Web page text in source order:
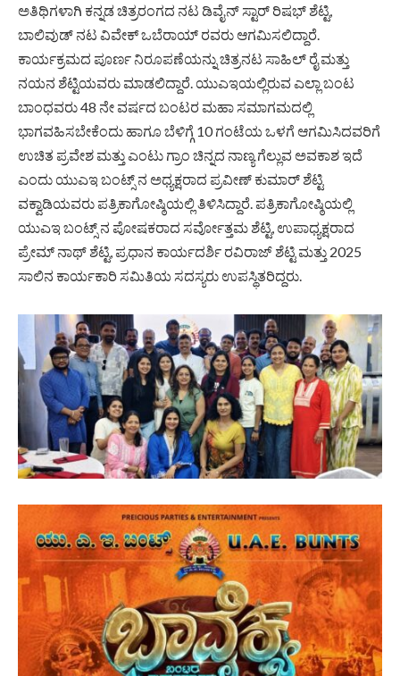
ಅತಿಥಿಗಳಾಗಿ ಕನ್ನಡ ಚಿತ್ರರಂಗದ ನಟ ಡಿವೈನ್ ಸ್ಟಾರ್ ರಿಷಭ್ ಶೆಟ್ಟಿ,
ಬಾಲಿವುಡ್ ನಟ ವಿವೇಕ್ ಒಬೆರಾಯ್ ರವರು ಆಗಮಿಸಲಿದ್ದಾರೆ.
ಕಾರ್ಯಕ್ರಮದ ಪೂರ್ಣ ನಿರೂಪಣೆಯನ್ನು ಚಿತ್ರನಟ ಸಾಹಿಲ್ ರೈ ಮತ್ತು
ನಯನ ಶೆಟ್ಟಿಯವರು ಮಾಡಲಿದ್ದಾರೆ. ಯುಎಇಯಲ್ಲಿರುವ ಎಲ್ಲಾ ಬಂಟ
ಬಾಂಧವರು 48 ನೇ ವರ್ಷದ ಬಂಟರ ಮಹಾ ಸಮಾಗಮದಲ್ಲಿ
ಭಾಗವಹಿಸಬೇಕೆಂದು ಹಾಗೂ ಬೆಳಿಗ್ಗೆ 10 ಗಂಟೆಯ ಒಳಗೆ ಆಗಮಿಸಿದವರಿಗೆ
ಉಚಿತ ಪ್ರವೇಶ ಮತ್ತು ಎಂಟು ಗ್ರಾಂ ಚಿನ್ನದ ನಾಣ್ಯ ಗೆಲ್ಲುವ ಅವಕಾಶ ಇದೆ
ಎಂದು ಯುಎಇ ಬಂಟ್ಸ್ ನ ಅಧ್ಯಕ್ಷರಾದ ಪ್ರವೀಣ್ ಕುಮಾರ್ ಶೆಟ್ಟಿ
ವಕ್ವಾಡಿಯವರು ಪತ್ರಿಕಾಗೋಷ್ಠಿಯಲ್ಲಿ ತಿಳಿಸಿದ್ದಾರೆ. ಪತ್ರಿಕಾಗೋಷ್ಠಿಯಲ್ಲಿ
ಯುಎಇ ಬಂಟ್ಸ್ ನ ಪೋಷಕರಾದ ಸರ್ವೋತ್ತಮ ಶೆಟ್ಟಿ, ಉಪಾಧ್ಯಕ್ಷರಾದ
ಪ್ರೇಮ್ ನಾಥ್ ಶೆಟ್ಟಿ, ಪ್ರಧಾನ ಕಾರ್ಯದರ್ಶಿ ರವಿರಾಜ್ ಶೆಟ್ಟಿ ಮತ್ತು 2025
ಸಾಲಿನ ಕಾರ್ಯಕಾರಿ ಸಮಿತಿಯ ಸದಸ್ಯರು ಉಪಸ್ಥಿತರಿದ್ದರು.